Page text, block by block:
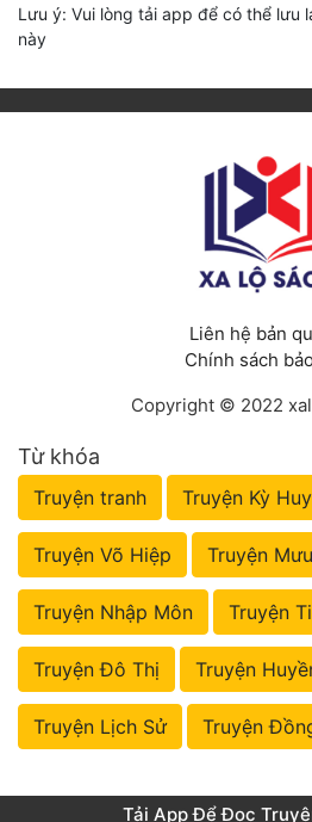
Lưu ý: Vui lòng tải app để có thể lưu
này
Liên hệ bản
Chính sách
Copyright © 2022
Từ khóa
Truyện tranh Truyện Kỳ
Truyện Võ Hiệp Truyện
Truyện Nhập Môn Truyện
Truyện Đô Thị Truyện
Truyện Lịch Sử Truyện
Tải App Để Đọc